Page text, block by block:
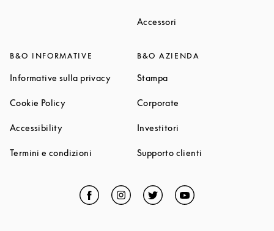
Accessori
B&O INFORMATIVE
Informative sulla privacyLink Opens in New Tab
Cookie PolicyLink Opens in New Tab
AccessibilityLink Opens in New Tab
Termini e condizioni Link Opens in New Tab
B&O AZIENDA
StampaLink Opens in New Tab
Corporate
Investitori
Supporto clienti
Facebook
Link Opens in New Tab
Instagram
Link Opens in New Tab
TwitterLink Opens in New Tab
YouTubeLink Opens in